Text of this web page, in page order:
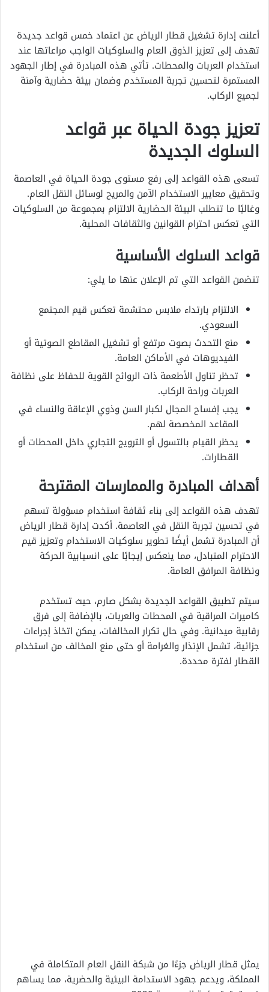
أعلنت إدارة تشغيل قطار الرياض عن اعتماد خمس قواعد جديدة
تهدف إلى تعزيز الذوق العام والسلوكيات الواجب مراعاتها عند
استخدام العربات والمحطات. تأتي هذه المبادرة في إطار الجهود
المستمرة لتحسين تجربة المستخدم وضمان بيئة حضارية وآمنة
لجميع الركاب.
تعزيز جودة الحياة عبر قواعد
السلوك الجديدة
تسعى هذه القواعد إلى رفع مستوى جودة الحياة في العاصمة
وتحقيق معايير الاستخدام الآمن والمريح لوسائل النقل العام.
وغالبًا ما تتطلب البيئة الحضارية الالتزام بمجموعة من السلوكيات
التي تعكس احترام القوانين والثقافات المحلية.
قواعد السلوك الأساسية
تتضمن القواعد التي تم الإعلان عنها ما يلي:
الالتزام بارتداء ملابس محتشمة تعكس قيم المجتمع
السعودي.
منع التحدث بصوت مرتفع أو تشغيل المقاطع الصوتية أو
الفيديوهات في الأماكن العامة.
تحظر تناول الأطعمة ذات الروائح القوية للحفاظ على نظافة
العربات وراحة الركاب.
يجب إفساح المجال لكبار السن وذوي الإعاقة والنساء في
المقاعد المخصصة لهم.
يحظر القيام بالتسول أو الترويج التجاري داخل المحطات أو
القطارات.
أهداف المبادرة والممارسات المقترحة
تهدف هذه القواعد إلى بناء ثقافة استخدام مسؤولة تسهم
في تحسين تجربة النقل في العاصمة. أكدت إدارة قطار الرياض
أن المبادرة تشمل أيضًا تطوير سلوكيات الاستخدام وتعزيز قيم
الاحترام المتبادل، مما ينعكس إيجابًا على انسيابية الحركة
ونظافة المرافق العامة.
سيتم تطبيق القواعد الجديدة بشكل صارم، حيث تستخدم
كاميرات المراقبة في المحطات والعربات، بالإضافة إلى فرق
رقابية ميدانية. وفي حال تكرار المخالفات، يمكن اتخاذ إجراءات
جزائية، تشمل الإنذار والغرامة أو حتى منع المخالف من استخدام
القطار لفترة محددة.
يمثل قطار الرياض جزءًا من شبكة النقل العام المتكاملة في
المملكة، ويدعم جهود الاستدامة البيئية والحضرية، مما يساهم